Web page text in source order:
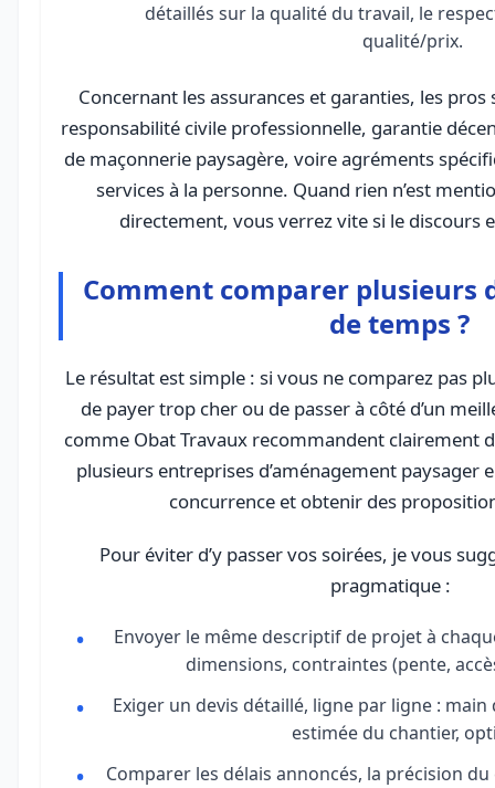
détaillés sur la qualité du travail, le
qualité/prix.
Concernant les assurances et garanties, les
responsabilité civile professionnelle, garantie
de maçonnerie paysagère, voire agréments
services à la personne. Quand rien n’est
directement, vous verrez vite si le discours
Comment comparer plusieurs
de temps ?
Le résultat est simple : si vous ne comparez pas
de payer trop cher ou de passer à côté d’un
comme Obat Travaux recommandent clairement
plusieurs entreprises d’aménagement paysager
concurrence et obtenir des
Pour éviter d’y passer vos soirées, je vous
pragmatique :
Envoyer le même descriptif de projet à
dimensions, contraintes (pente,
Exiger un devis détaillé, ligne par ligne :
estimée du chantier,
Comparer les délais annoncés, la précision